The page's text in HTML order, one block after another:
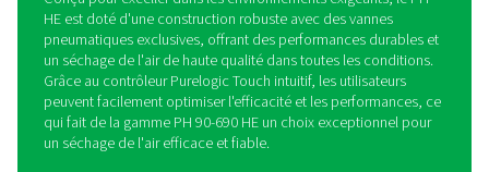
Sécheurs par adsorption
chaleur à profil extrudé PH